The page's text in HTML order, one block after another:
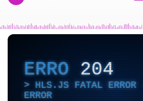
ERRO204
HLS.JS FATAL ERROR
ERROR